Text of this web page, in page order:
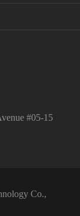
#05-15
Co.,